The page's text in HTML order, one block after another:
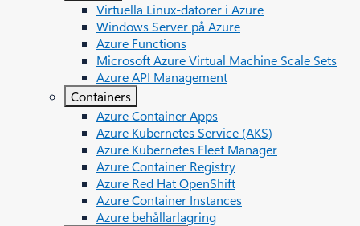
Virtuella Linux-datorer i Azure
Windows Server på Azure
Azure Functions
Microsoft Azure Virtual Machine Scale Sets
Azure API Management
Containers
Azure Container Apps
Azure Kubernetes Service (AKS)
Azure Kubernetes Fleet Manager
Azure Container Registry
Azure Red Hat OpenShift
Azure Container Instances​
Azure behållarlagring